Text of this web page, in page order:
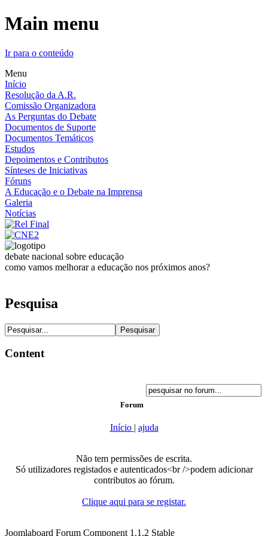
Main menu
Ir para o conteúdo
Menu
Início
Resolução da A.R.
Comissão Organizadora
As Perguntas do Debate
Documentos de Suporte
Documentos Temáticos
Estudos
Depoimentos e Contributos
Sínteses de Iniciativas
Fóruns
A Educação e o Debate na Imprensa
Galeria
Notícias
debate nacional sobre educação
como vamos melhorar a educação nos próximos anos?
Pesquisa
Content
Forum
Início | ajuda
Não tem permissões de escrita.
Só utilizadores registados e autenticados<br />podem adicionar
contributos ao fórum.
Clique aqui para se registar.
Joomlaboard Forum Component 1.1.2 Stable